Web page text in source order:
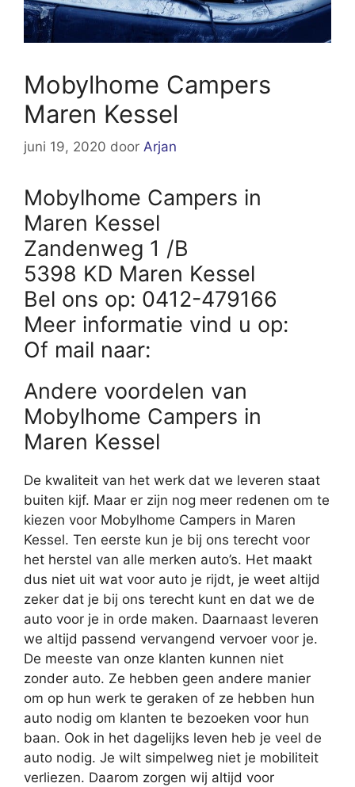
Mobylhome Campers
Maren Kessel
juni 19, 2020 door Arjan
Mobylhome Campers in
Maren Kessel
Zandenweg 1 /B
5398 KD Maren Kessel
Bel ons op: 0412-479166
Meer informatie vind u op:
Of mail naar:
Andere voordelen van
Mobylhome Campers in
Maren Kessel
De kwaliteit van het werk dat we leveren staat
buiten kijf. Maar er zijn nog meer redenen om te
kiezen voor Mobylhome Campers in Maren
Kessel. Ten eerste kun je bij ons terecht voor
het herstel van alle merken auto’s. Het maakt
dus niet uit wat voor auto je rijdt, je weet altijd
zeker dat je bij ons terecht kunt en dat we de
auto voor je in orde maken. Daarnaast leveren
we altijd passend vervangend vervoer voor je.
De meeste van onze klanten kunnen niet
zonder auto. Ze hebben geen andere manier
om op hun werk te geraken of ze hebben hun
auto nodig om klanten te bezoeken voor hun
baan. Ook in het dagelijks leven heb je veel de
auto nodig. Je wilt simpelweg niet je mobiliteit
verliezen. Daarom zorgen wij altijd voor